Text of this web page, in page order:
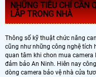
NHỮNG TIÊU CHÍ CẦN
LẮP TRONG NHÀ
Thông số kỹ thuật chức năng
cũng như những công nghệ tích
quan tâm khi chon mua
đảm bảo An Ninh. Hiên nay
dòng camera bảo vệ nhà cửa